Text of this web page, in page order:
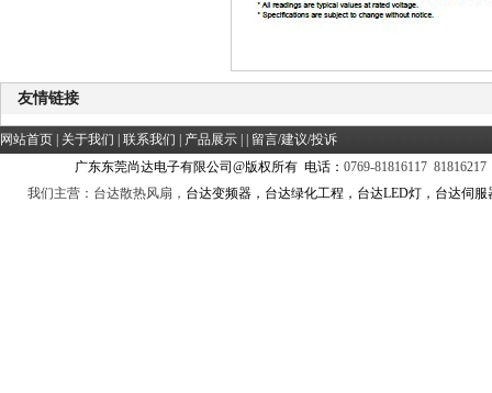
友情链接
网站首页 关于我们 联系我们 产品展示
留言/建议/投诉
广东东莞尚达电子有限公司@版权所有 电话： 0769-81816117 81816217
我们主营：台达散热风扇， 台达变频器，台达绿化工程，台达LED灯，台达伺